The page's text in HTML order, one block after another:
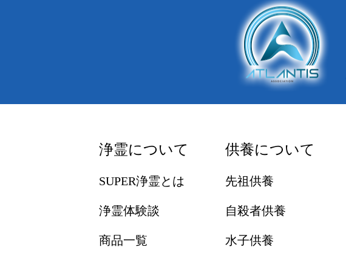
浄霊について
SUPER浄霊とは
浄霊体験談
商品一覧
供養について
先祖供養
自殺者供養
水子供養